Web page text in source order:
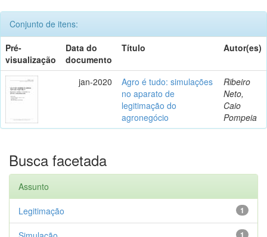
Conjunto de itens:
Pré-
visualização
Data do
documento
Título Autor(es)
jan-2020
Agro é tudo: simulações
no aparato de
legitimação do
agronegócio
Ribeiro
Neto,
Caio
Pompeia
Busca facetada
Assunto
1
Legitimação
1